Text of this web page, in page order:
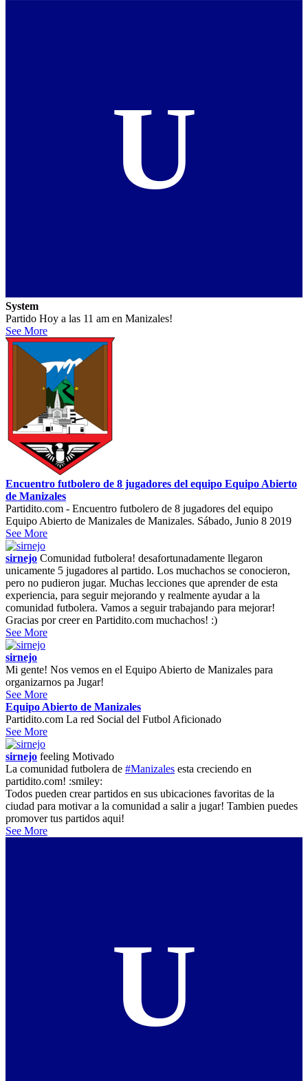
U
System
Partido Hoy a las 11 am en Manizales!
See More
Encuentro futbolero de 8 jugadores del equipo Equipo Abierto
de Manizales
Partidito.com - Encuentro futbolero de 8 jugadores del equipo
Equipo Abierto de Manizales de Manizales. Sábado, Junio 8 2019
See More
sirnejo Comunidad futbolera! desafortunadamente llegaron
unicamente 5 jugadores al partido. Los muchachos se conocieron,
pero no pudieron jugar. Muchas lecciones que aprender de esta
experiencia, para seguir mejorando y realmente ayudar a la
comunidad futbolera. Vamos a seguir trabajando para mejorar!
Gracias por creer en Partidito.com muchachos! :)
See More
sirnejo
Mi gente! Nos vemos en el Equipo Abierto de Manizales para
organizarnos pa Jugar!
See More
Equipo Abierto de Manizales
Partidito.com La red Social del Futbol Aficionado
See More
sirnejo feeling Motivado
La comunidad futbolera de #Manizales esta creciendo en
partidito.com! :smiley:
Todos pueden crear partidos en sus ubicaciones favoritas de la
ciudad para motivar a la comunidad a salir a jugar! Tambien puedes
promover tus partidos aqui!
See More
U